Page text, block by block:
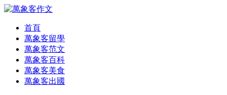
首頁
萬象客留學
萬象客范文
萬象客百科
萬象客美食
萬象客出國